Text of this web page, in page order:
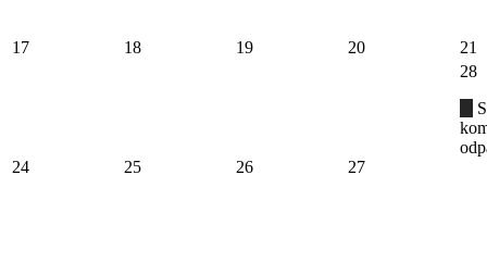
17 18 19 20 21
24 25 26 27
28